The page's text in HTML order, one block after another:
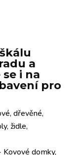
a
i na
pro
dřevěné,
židle,
domky,